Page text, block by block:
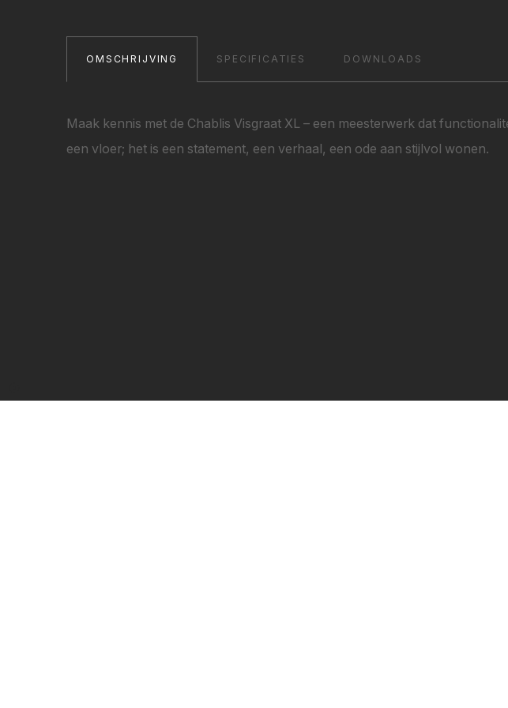
OMSCHRIJVING SPECIFICATIES DOWNLOADS
Maak kennis met de Chablis Visgraat XL – een meesterwerk dat
een vloer; het is een statement, een verhaal, een ode aan stijlvol wonen.